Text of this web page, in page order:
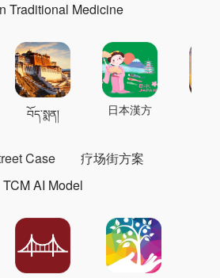
Traditional Medicine
བོད་སྨན། 日本漢方
Case
疗场街方案
TCM AI Model